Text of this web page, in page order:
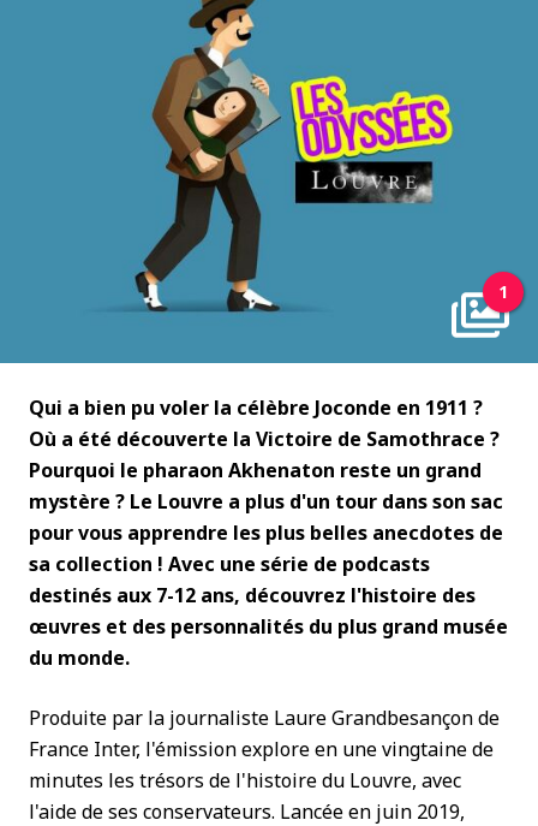
1
Qui a bien pu voler la célèbre Joconde en 1911 ?
Où a été découverte la Victoire de Samothrace ?
Pourquoi le pharaon Akhenaton reste un grand
mystère ? Le Louvre a plus d'un tour dans son sac
pour vous apprendre les plus belles anecdotes de
sa collection ! Avec une série de podcasts
destinés aux 7-12 ans, découvrez l'histoire des
œuvres et des personnalités du plus grand musée
du monde.
Produite par la journaliste Laure Grandbesançon de
France Inter, l'émission explore en une vingtaine de
minutes les trésors de l'histoire du Louvre, avec
l'aide de ses conservateurs. Lancée en juin 2019,